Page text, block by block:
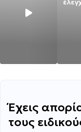
Έχεις
τους